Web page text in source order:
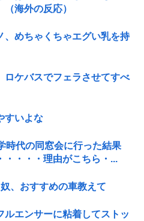
海外の反応）
、めちゃくちゃエグい乳を持
ロケバスでフェラさせてすべ
すいよな
時代の同窓会に行った結果
・・・・理由がこちら・...
、おすすめの車教えて
ルエンサーに粘着してストッ